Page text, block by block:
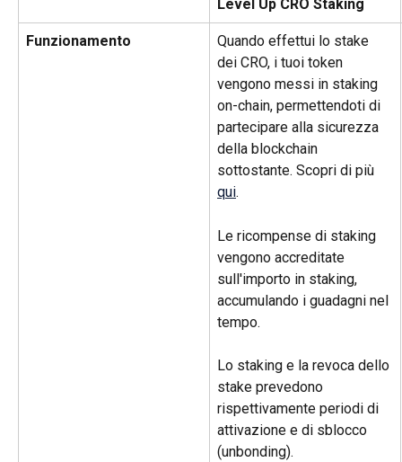
Level Up CRO Staking
Funzionamento
Quando effettui lo stake
dei CRO, i tuoi token
vengono messi in staking
on-chain, permettendoti di
partecipare alla sicurezza
della blockchain
sottostante. Scopri di più
qui.
Le ricompense di staking
vengono accreditate
sull'importo in staking,
accumulando i guadagni nel
tempo.
Lo staking e la revoca dello
stake prevedono
rispettivamente periodi di
attivazione e di sblocco
(unbonding).